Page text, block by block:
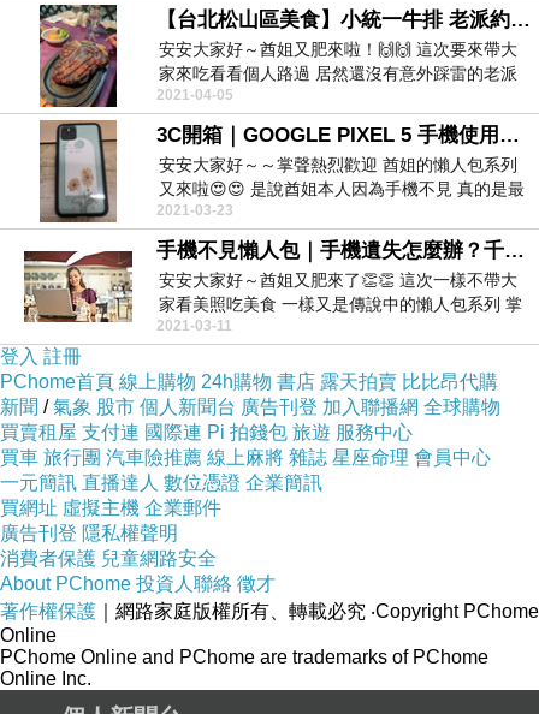
【台北松山區美食】小統一牛排 老派約會必去的高CP美食餐廳
安安大家好～酋姐又肥來啦！🙌🙌 這次要來帶大
家來吃看看個人路過 居然還沒有意外踩雷的老派
約會高C...
2021-04-05
3C開箱｜GOOGLE PIXEL 5 手機使用心得！新增這些功能真的超好用還是雷到爆？
安安大家好～～掌聲熱烈歡迎 酋姐的懶人包系列
又來啦😍😍 是說酋姐本人因為手機不見 真的是最
近都...
2021-03-23
手機不見懶人包｜手機遺失怎麼辦？千萬不要做這幾招
安安大家好～酋姐又肥來了👏👏 這次一樣不帶大
家看美照吃美食 一樣又是傳說中的懶人包系列 掌
聲鼓...
2021-03-11
登入 註冊
PChome首頁 線上購物 24h購物 書店 露天拍賣 比比昂代購
新聞 /氣象 股市 個人新聞台 廣告刊登 加入聯播網 全球購物
買賣租屋 支付連 國際連 Pi 拍錢包 旅遊 服務中心
買車 旅行團 汽車險推薦 線上麻將 雜誌 星座命理 會員中心
一元簡訊 直播達人 數位憑證 企業簡訊
買網址 虛擬主機 企業郵件
廣告刊登 隱私權聲明
消費者保護 兒童網路安全
About PChome 投資人聯絡 徵才
著作權保護 ｜網路家庭版權所有、轉載必究 ‧Copyright PChome
Online
PChome Online and PChome are trademarks of PChome
Online Inc.